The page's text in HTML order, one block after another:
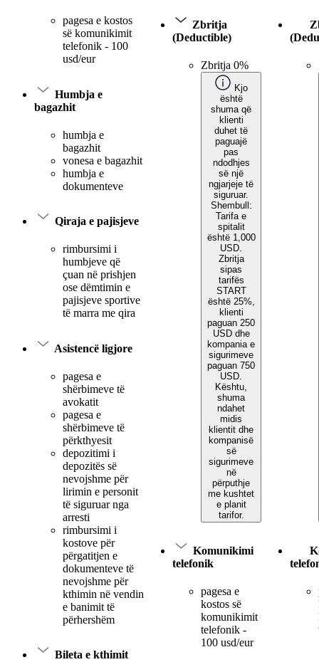
pagesa e kostos
së komunikimit
telefonik - 100
usd/eur
Humbja e
bagazhit
humbja e
bagazhit
vonesa e bagazhit
humbja e
dokumenteve
Qiraja e pajisjeve
rimbursimi i
humbjeve që
çuan në prishjen
ose dëmtimin e
pajisjeve sportive
të marra me qira
Asistencë ligjore
pagesa e
shërbimeve të
avokatit
pagesa e
shërbimeve të
përkthyesit
depozitimi i
depozitës së
nevojshme për
lirimin e personit
të siguruar nga
arresti
rimbursimi i
kostove për
përgatitjen e
dokumenteve të
nevojshme për
kthimin në vendin
e banimit të
përhershëm
Bileta e kthimit
Zbritja
(Deductible)
Zbritja 0%
Kjo
është
shuma që
klienti
duhet të
paguajë
pas
ndodhjes
së një
ngjarjeje të
siguruar.
Shembull:
Tarifa e
spitalit
është 1,000
USD.
Zbritja
sipas
tarifës
START
është 25%,
klienti
paguan 250
USD dhe
kompania e
sigurimeve
paguan 750
USD.
Kështu,
shuma
ndahet
midis
klientit dhe
kompanisë
së
sigurimeve
në
përputhje
me kushtet
e planit
tarifor.
Komunikimi
telefonik
pagesa e
kostos së
komunikimit
telefonik -
100 usd/eur